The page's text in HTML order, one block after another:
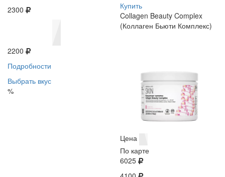
2300
2200
Подробности
Выбрать вкус
%
Купить
Collagen Beauty Complex
(Коллаген Бьюти Комплекс)
Цена
По карте
6025